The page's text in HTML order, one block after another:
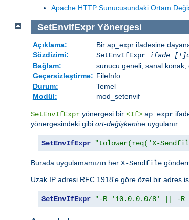
Apache HTTP Sunucusundaki Ortam
SetEnvIfExpr Yönergesi
Açıklama:
Bir ap_expr ifadesine
Sözdizimi:
SetEnvIfExpr ifade
Bağlam:
sunucu geneli, sanal konak,
Geçersizleştirme: FileInfo
Durum:
Temel
Modül:
mod_setenvif
SetEnvIfExpr yönergesi bir <If> ap_expr
yönergesindeki gibi ort-değişkenine uygulanır.
SetEnvIfExpr "tolower(req('X-
Burada uygulamamızın her X-Sendfile
Uzak IP adresi RFC 1918'e göre özel bir adres
SetEnvIfExpr "-R '10.0.0.0/8' || -R